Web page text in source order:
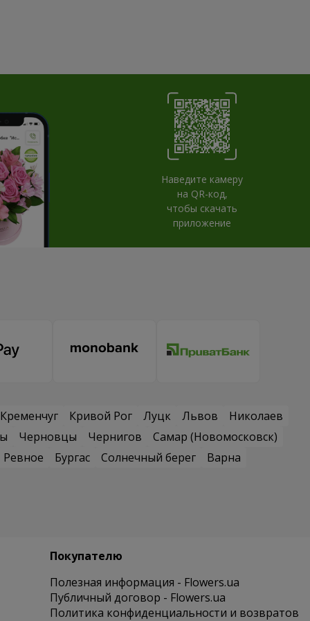
Наведите камеру
на QR-код,
чтобы скачать
приложение
Кременчуг Кривой Рог Луцк Львов
Николаев
Черновцы Чернигов
Самар (Новомосковск)
Ревное Бургас Солнечный берег
Варна
Покупателю
Полезная информация - Flowers.ua
Публичный договор - Flowers.ua
Политика конфиденциальности и возвратов